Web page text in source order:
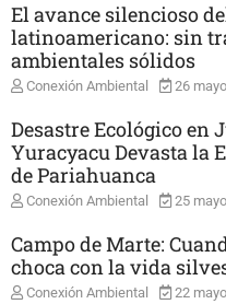
El avance silencioso
latinoamericano: sin
ambientales sólidos
Conexión Ambiental 26
Desastre Ecológico en
Yuracyacu Devasta la
de Pariahuanca
Conexión Ambiental 25
Campo de Marte:
choca con la vida
Conexión Ambiental 22